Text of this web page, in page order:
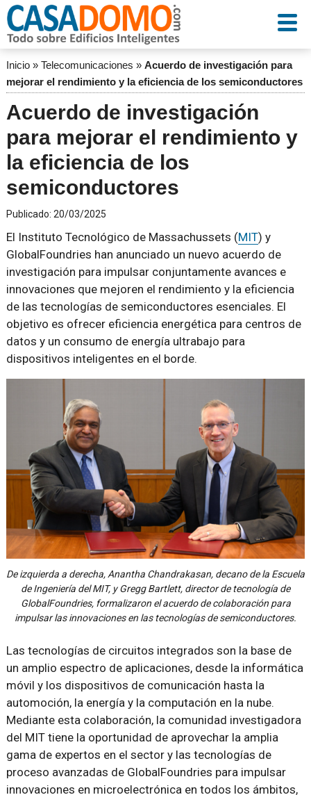
Inicio» Telecomunicaciones » Acuerdo de investigación para
mejorar el rendimiento y la eficiencia de los semiconductores
Acuerdo de investigación
para mejorar el rendimiento y
la eficiencia de los
semiconductores
Publicado: 20/03/2025
El Instituto Tecnológico de Massachussets (MIT) y
GlobalFoundries han anunciado un nuevo acuerdo de
investigación para impulsar conjuntamente avances e
innovaciones que mejoren el rendimiento y la eficiencia
de las tecnologías de semiconductores esenciales. El
objetivo es ofrecer eficiencia energética para centros de
datos y un consumo de energía ultrabajo para
dispositivos inteligentes en el borde.
De izquierda a derecha, Anantha Chandrakasan, decano de la Escuela
de Ingeniería del MIT, y Gregg Bartlett, director de tecnología de
GlobalFoundries, formalizaron el acuerdo de colaboración para
impulsar las innovaciones en las tecnologías de semiconductores.
Las tecnologías de circuitos integrados son la base de
un amplio espectro de aplicaciones, desde la informática
móvil y los dispositivos de comunicación hasta la
automoción, la energía y la computación en la nube.
Mediante esta colaboración, la comunidad investigadora
del MIT tiene la oportunidad de aprovechar la amplia
gama de expertos en el sector y las tecnologías de
proceso avanzadas de GlobalFoundries para impulsar
innovaciones en microelectrónica en todos los ámbitos,